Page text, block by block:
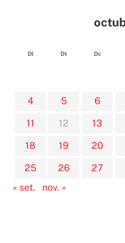
Dl Dt Dc
4
5 6
11
12 13
18
19 20
25
26 27
« set.
nov. »